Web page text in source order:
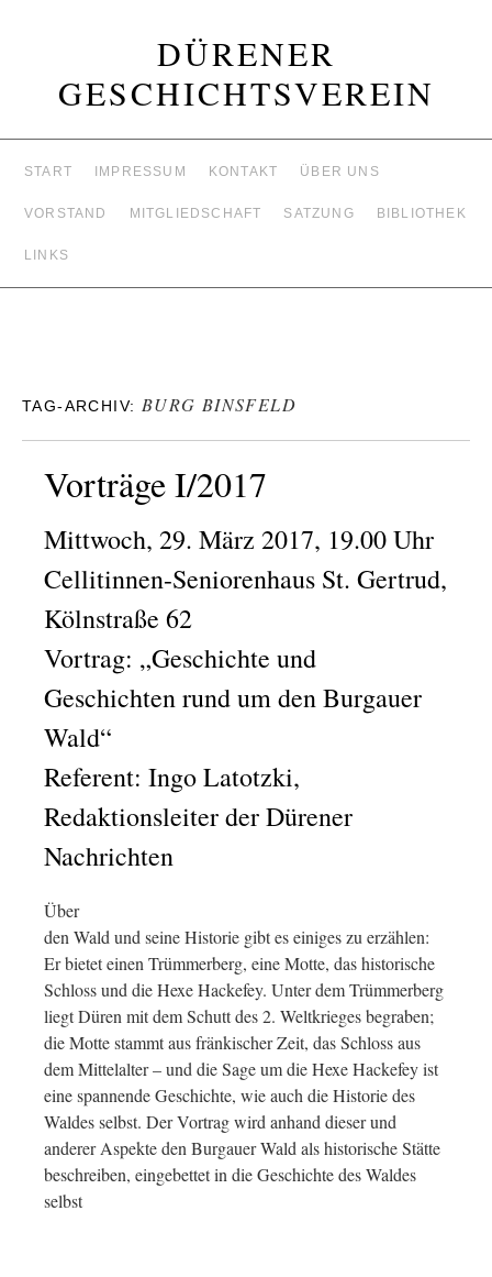
DÜRENER
GESCHICHTSVEREIN
START IMPRESSUM KONTAKT ÜBER UNS
VORSTAND MITGLIEDSCHAFT SATZUNG BIBLIOTHEK
LINKS
TAG-ARCHIV: BURG BINSFELD
Vorträge I/2017
Mittwoch, 29. März 2017, 19.00 Uhr
Cellitinnen-Seniorenhaus St. Gertrud,
Kölnstraße 62
Vortrag: „Geschichte und
Geschichten rund um den Burgauer
Wald“
Referent: Ingo Latotzki,
Redaktionsleiter der Dürener
Nachrichten
Über
den Wald und seine Historie gibt es einiges zu erzählen:
Er bietet einen Trümmerberg, eine Motte, das historische
Schloss und die Hexe Hackefey. Unter dem Trümmerberg
liegt Düren mit dem Schutt des 2. Weltkrieges begraben;
die Motte stammt aus fränkischer Zeit, das Schloss aus
dem Mittelalter – und die Sage um die Hexe Hackefey ist
eine spannende Geschichte, wie auch die Historie des
Waldes selbst. Der Vortrag wird anhand dieser und
anderer Aspekte den Burgauer Wald als historische Stätte
beschreiben, eingebettet in die Geschichte des Waldes
selbst